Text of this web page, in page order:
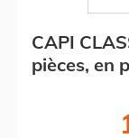
CAPI
pièces, en